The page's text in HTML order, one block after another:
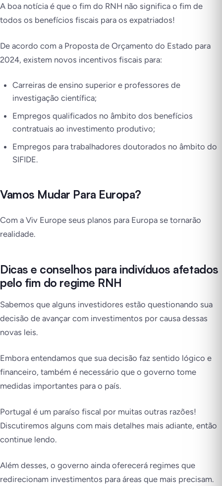
A boa notícia é que o fim do RNH não significa o fim de
todos os benefícios fiscais para os expatriados!
De acordo com a Proposta de Orçamento do Estado para
2024, existem novos incentivos fiscais para:
Carreiras de ensino superior e professores de
investigação científica;
Empregos qualificados no âmbito dos benefícios
contratuais ao investimento produtivo;
Empregos para trabalhadores doutorados no âmbito do
SIFIDE.
Vamos Mudar Para Europa?
Com a Viv Europe seus planos para Europa se tornarão
realidade.
Dicas e conselhos para indivíduos afetados
pelo fim do regime RNH
Sabemos que alguns investidores estão questionando sua
decisão de avançar com investimentos por causa dessas
novas leis.
Embora entendamos que sua decisão faz sentido lógico e
financeiro, também é necessário que o governo tome
medidas importantes para o país.
Portugal é um paraíso fiscal por muitas outras razões!
Discutiremos alguns com mais detalhes mais adiante, então
continue lendo.
Além desses, o governo ainda oferecerá regimes que
redirecionam investimentos para áreas que mais precisam.